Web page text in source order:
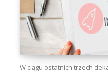
W ciągu ostatnich trzech